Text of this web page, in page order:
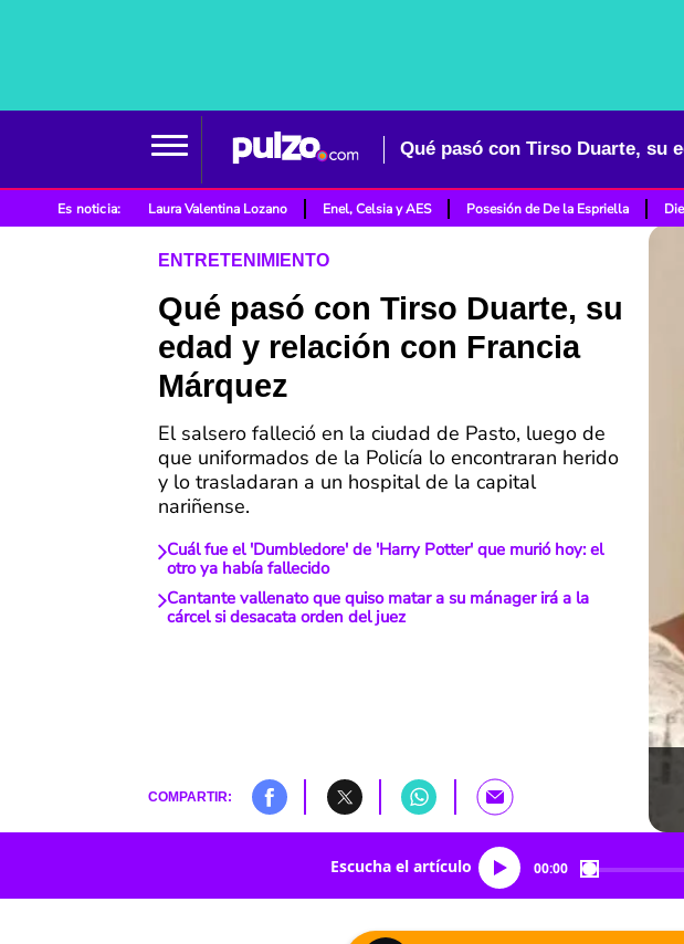
Qué pasó con Tirso Duarte, su
Es noticia: Laura Valentina Lozano Enel, Celsia y AES Posesión de De la Espriella
ENTRETENIMIENTO
Qué pasó con Tirso Duarte, su
edad y relación con Francia
Márquez
El salsero falleció en la ciudad de Pasto, luego de
que uniformados de la Policía lo encontraran herido
y lo trasladaran a un hospital de la capital
nariñense.
Cuál fue el 'Dumbledore' de 'Harry Potter' que murió hoy: el
otro ya había fallecido
Cantante vallenato que quiso matar a su mánager irá a la
cárcel si desacata orden del juez
COMPARTIR:
Escucha el artículo 00:00